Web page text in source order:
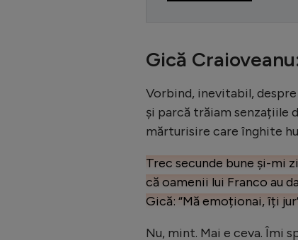
Gică
Vorbind, inevitabil,
și parcă trăiam senzațiile
mărturisire care înghite
Trec secunde bune și-mi
că oamenii lui Franco au
Gică: “Mă emoționai, îți
Nu, mint. Mai e ceva. Îmi